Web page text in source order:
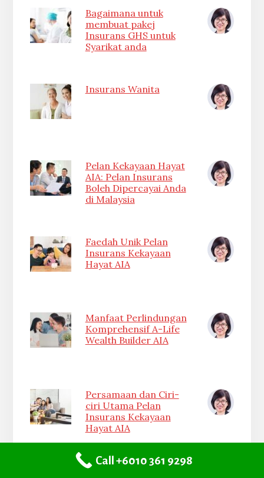
Bagaimana untuk
membuat pakej
Insurans GHS untuk
Syarikat anda
Insurans Wanita
Pelan Kekayaan Hayat
AIA: Pelan Insurans
Boleh Dipercayai Anda
di Malaysia
Faedah Unik Pelan
Insurans Kekayaan
Hayat AIA
Manfaat Perlindungan
Komprehensif A-Life
Wealth Builder AIA
Persamaan dan Ciri-
ciri Utama Pelan
Insurans Kekayaan
Hayat AIA
Memahami Petikan
Call +6010 361 9298